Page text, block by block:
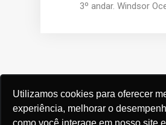
Utilizamos cookies para oferecer
experiência, melhorar o
3º andar. Windsor